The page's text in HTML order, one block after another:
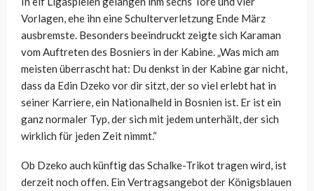
Vorlagen, ehe ihn eine Schulterverletzung Ende März
ausbremste. Besonders beeindruckt zeigte sich Karaman
vom Auftreten des Bosniers in der Kabine. „Was mich am
meisten überrascht hat: Du denkst in der Kabine gar nicht,
dass da Edin Dzeko vor dir sitzt, der so viel erlebt hat in
seiner Karriere, ein Nationalheld in Bosnien ist. Er ist ein
ganz normaler Typ, der sich mit jedem unterhält, der sich
wirklich für jeden Zeit nimmt.“
Ob Dzeko auch künftig das Schalke-Trikot tragen wird, ist
derzeit noch offen. Ein Vertragsangebot der Königsblauen